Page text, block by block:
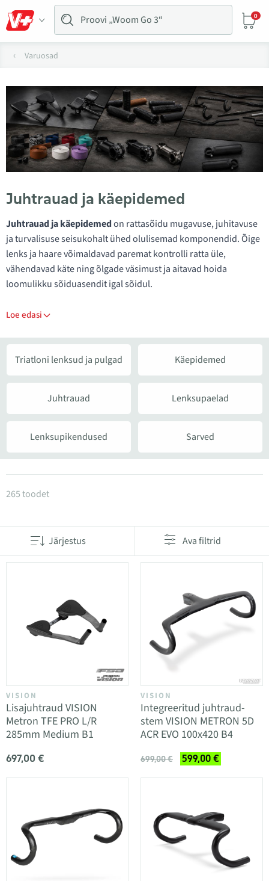
0
Varuosad
Juhtrauad ja käepidemed
Juhtrauad ja käepidemedon rattasõidu mugavuse, juhitavuse
ja turvalisuse seisukohalt ühed olulisemad komponendid. Õige
lenks ja haare võimaldavad paremat kontrolli ratta üle,
vähendavad käte ning õlgade väsimust ja aitavad hoida
loomulikku sõiduasendit igal sõidul.
Loe edasi
Triatloni lenksud ja pulgad Käepidemed
Juhtrauad Lenksupaelad
Lenksupikendused Sarved
Tooted kategoorias Juhtrauad ja käepidemed
265 toodet
Järjestus Ava filtrid
VISION
Lisajuhtraud VISION
Metron TFE PRO L/R
285mm Medium B1
697,00 €
VISION
Integreeritud juhtraud-
stem VISION METRON 5D
ACR EVO 100x420 B4
699,00 € 599,00 €